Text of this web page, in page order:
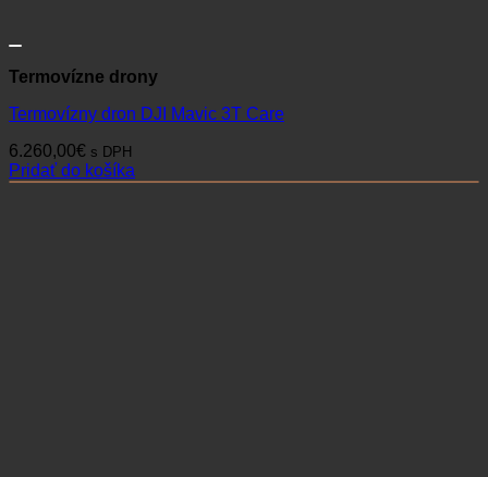
Termovízne drony
Termovízny dron DJI Mavic 3T Care
6.260,00€ s DPH
Pridať do košíka